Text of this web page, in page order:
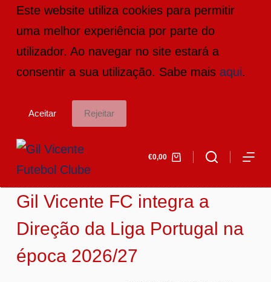
P
u
a
a
o
c
n
Este website utiliza cookies para permitir
uma melhor experiência por parte do
utilizador. Ao navegar no site estará a
consentir a sua utilização. Sabe mais aqui.
Aceitar Rejeitar
€0,00
Gil Vicente FC integra a
Direção da Liga Portugal na
época 2026/27